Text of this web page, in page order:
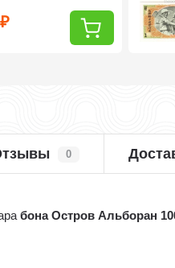
₽
0
бона Остров Альборан